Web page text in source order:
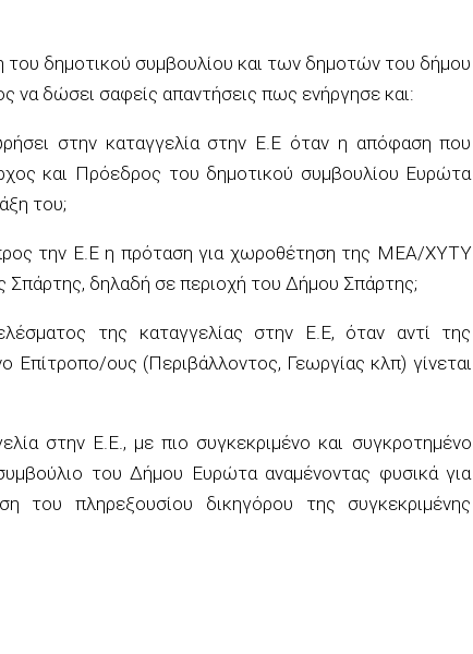
του δημοτικού συμβουλίου και των δημοτών του δήμου
να δώσει σαφείς απαντήσεις πως ενήργησε και:
στην καταγγελία στην Ε.Ε όταν η απόφαση που
και Πρόεδρος του δημοτικού συμβουλίου Ευρώτα
του;
την Ε.Ε η πρόταση για χωροθέτηση της ΜΕΑ/ΧΥΤΥ
δηλαδή σε περιοχή του Δήμου Σπάρτης;
της καταγγελίας στην Ε.Ε, όταν αντί της
Επίτροπο/ους (Περιβάλλοντος, Γεωργίας κλπ) γίνεται
στην Ε.Ε., με πιο συγκεκριμένο και συγκροτημένο
του Δήμου Ευρώτα αναμένοντας φυσικά για
του πληρεξουσίου δικηγόρου της συγκεκριμένης